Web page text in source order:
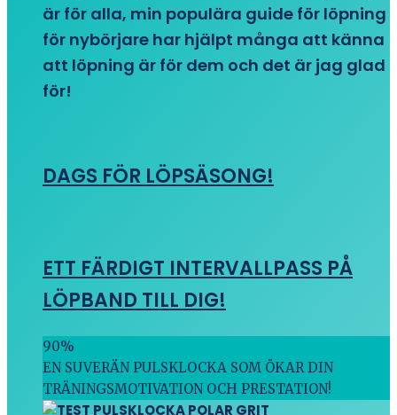
är för alla, min populära guide för löpning
för nybörjare har hjälpt många att känna
att löpning är för dem och det är jag glad
för!
DAGS FÖR LÖPSÄSONG!
ETT FÄRDIGT INTERVALLPASS PÅ
LÖPBAND TILL DIG!
90%
EN SUVERÄN PULSKLOCKA SOM ÖKAR DIN
TRÄNINGSMOTIVATION OCH PRESTATION!